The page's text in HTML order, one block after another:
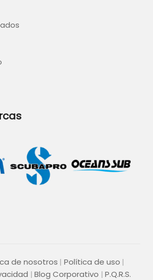
de nosotros
Política de uso
Blog Corporativo P.Q.R.S.